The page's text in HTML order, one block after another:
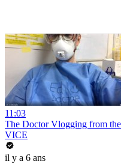
11:03
The Doctor Vlogging from
VICE
il y a 6 ans